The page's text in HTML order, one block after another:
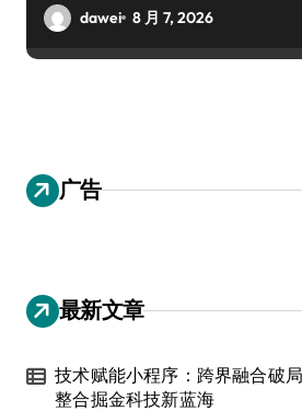
dawei 8 月 7, 2026
广告
最新文章
技术赋能小程序：跨界融合破
整合掘金科技新蓝海